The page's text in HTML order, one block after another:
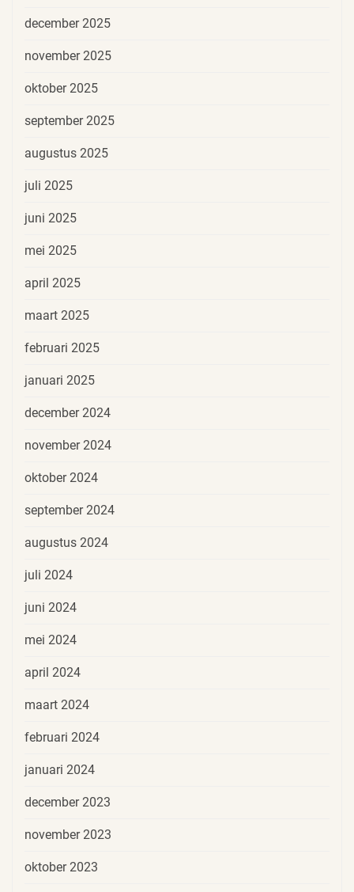
december 2025
november 2025
oktober 2025
september 2025
augustus 2025
juli 2025
juni 2025
mei 2025
april 2025
maart 2025
februari 2025
januari 2025
december 2024
november 2024
oktober 2024
september 2024
augustus 2024
juli 2024
juni 2024
mei 2024
april 2024
maart 2024
februari 2024
januari 2024
december 2023
november 2023
oktober 2023